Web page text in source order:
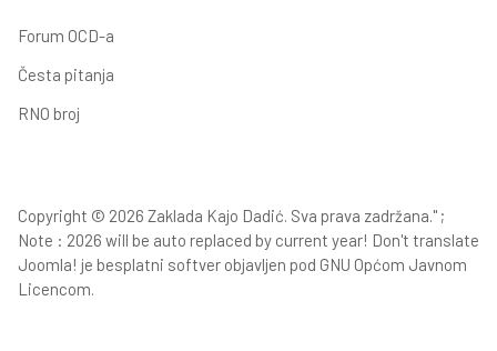
Forum OCD-a
Česta pitanja
RNO broj
Copyright © 2026 Zaklada Kajo Dadić. Sva prava zadržana." ;
Note : 2026 will be auto replaced by current year! Don't translate
Joomla! je besplatni softver objavljen pod GNU Općom Javnom
Licencom.